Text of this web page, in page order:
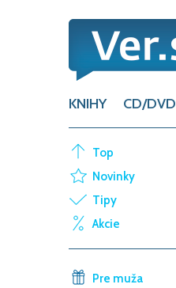
KNIHY CD/DVD
Top
Novinky
Tipy
Akcie
Pre muža